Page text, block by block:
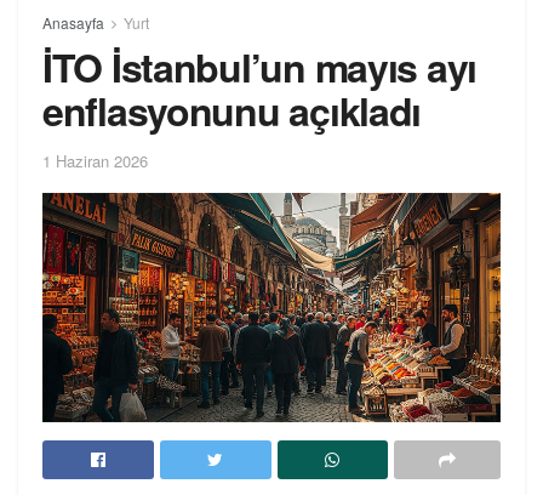
Anasayfa Yurt
İTO İstanbul’un mayıs ayı
enflasyonunu açıkladı
1 Haziran 2026